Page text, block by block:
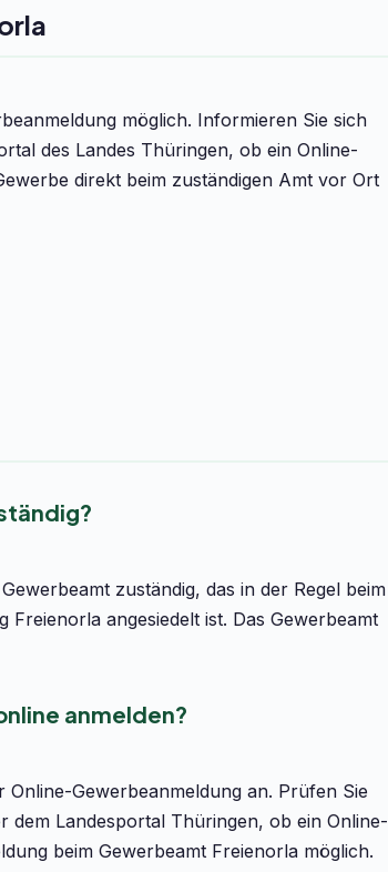
möglich. Informieren Sie sich
des Landes Thüringen, ob ein Online-
direkt beim zuständigen Amt vor Ort
zuständig, das in der Regel beim
angesiedelt ist. Das Gewerbeamt
anmelden?
Gewerbeanmeldung an. Prüfen Sie
dem Landesportal Thüringen, ob ein Online-
beim Gewerbeamt Freienorla möglich.